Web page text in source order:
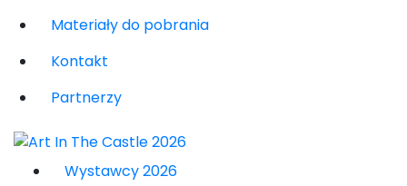
Materiały do pobrania
Kontakt
Partnerzy
Wystawcy 2026